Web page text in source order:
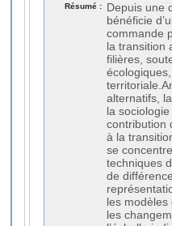
Résumé :
Depuis une
bénéficie
commande
la transition
filières,
alternatifs,
la
contribution
à la
se
techniques
de
les modèles
les